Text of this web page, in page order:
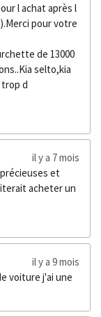
l achat après l
pour votre
de 13000
selto,kia
d
il y a 7 mois
et
acheter un
il y a 9 mois
voiture j'ai une